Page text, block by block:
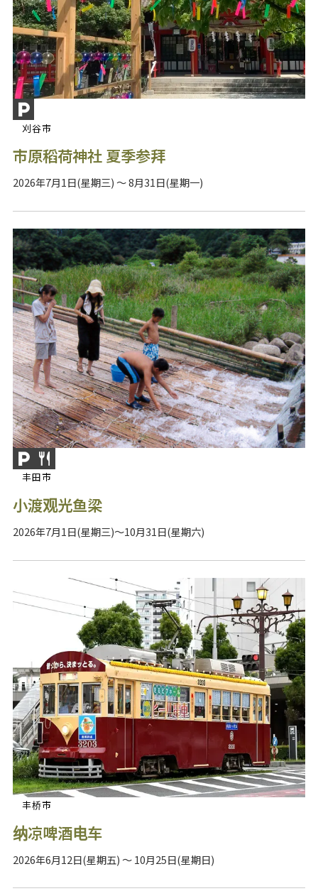
刈谷市
市原稻荷神社 夏季参拜
2026年7月1日(星期三) ～ 8月31日(星期一)
丰田市
小渡观光鱼梁
2026年7月1日(星期三)～10月31日(星期六)
丰桥市
纳凉啤酒电车
2026年6月12日(星期五) ～ 10月25日(星期日)